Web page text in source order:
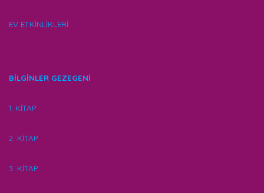
EV ETKİNLİKLERİ
BİLGİNLER GEZEGENİ
1. KİTAP
2. KİTAP
3. KİTAP